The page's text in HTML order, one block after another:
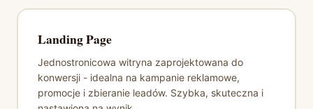
Landing Page
Jednostronicowa witryna zaprojektowana do
konwersji - idealna na kampanie reklamowe,
promocje i zbieranie leadów. Szybka, skuteczna i